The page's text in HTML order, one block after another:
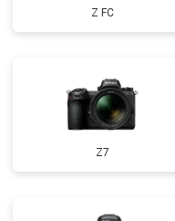
Z FC
Z7